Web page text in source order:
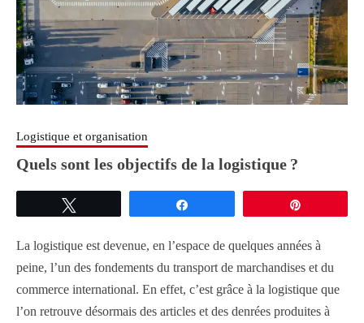
Logistique et organisation
Quels sont les objectifs de la logistique ?
La logistique est devenue, en l’espace de quelques années à
peine, l’un des fondements du transport de marchandises et du
commerce international. En effet, c’est grâce à la logistique que
l’on retrouve désormais des articles et des denrées produites à